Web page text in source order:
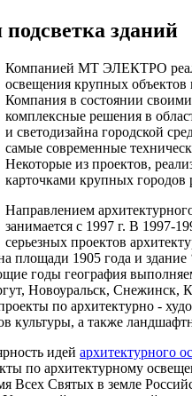
зданий
Компанией МТ ЭЛЕКТРО
освещения крупных объектов
Компания в состоянии
комплексные решения в
и светодизайна городской
самые современные
Некоторые из проектов,
карточками крупных городов
Направлением
занимается с 1997 г. В 1997-
серьезных проектов
площади 1905 года и
годы география
Новоуральск, Снежинск,
по архитектурно -
культуры, а также
идей архитектурного
по архитектурному
Всех Святых в земле